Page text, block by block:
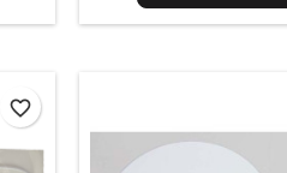
favorite_border